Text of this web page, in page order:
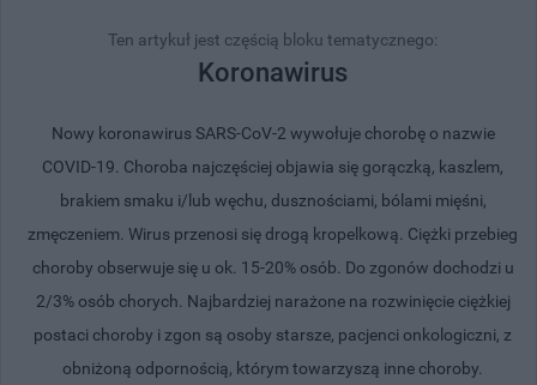
Ten artykuł jest częścią bloku tematycznego:
Koronawirus
Nowy koronawirus SARS-CoV-2 wywołuje chorobę o nazwie
COVID-19. Choroba najczęściej objawia się gorączką, kaszlem,
brakiem smaku i/lub węchu, dusznościami, bólami mięśni,
zmęczeniem. Wirus przenosi się drogą kropelkową. Ciężki przebieg
choroby obserwuje się u ok. 15-20% osób. Do zgonów dochodzi u
2/3% osób chorych. Najbardziej narażone na rozwinięcie ciężkiej
postaci choroby i zgon są osoby starsze, pacjenci onkologiczni, z
obniżoną odpornością, którym towarzyszą inne choroby.